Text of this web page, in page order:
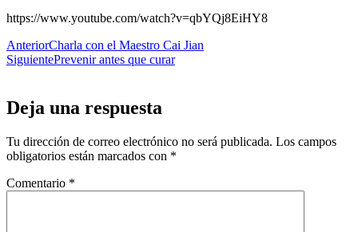
https://www.youtube.com/watch?v=qbYQj8EiHY8
AnteriorCharla con el Maestro Cai Jian
SiguientePrevenir antes que curar
Deja una respuesta
Tu dirección de correo electrónico no será publicada. Los campos
obligatorios están marcados con *
Comentario *